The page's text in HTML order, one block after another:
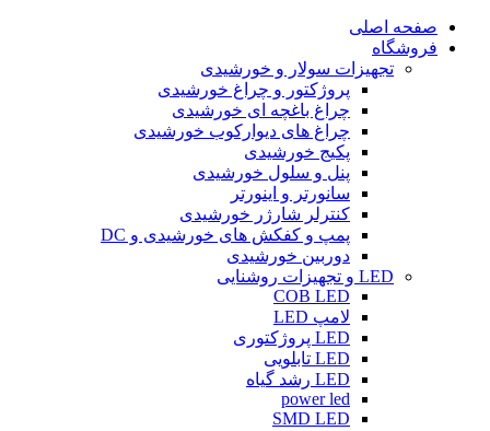
صفحه اصلی
فروشگاه
تجهیزات سولار و خورشیدی
پروژکتور و چراغ خورشیدی
چراغ باغچه ای خورشیدی
چراغ های دیوارکوب خورشیدی
پکیج خورشیدی
پنل و سلول خورشیدی
سانورتر و اینورتر
کنترلر شارژر خورشیدی
پمپ و کفکش های خورشیدی و DC
دوربین خورشیدی
LED و تجهیزات روشنایی
COB LED
لامپ LED
LED پروژکتوری
LED تابلویی
LED رشد گیاه
power led
SMD LED